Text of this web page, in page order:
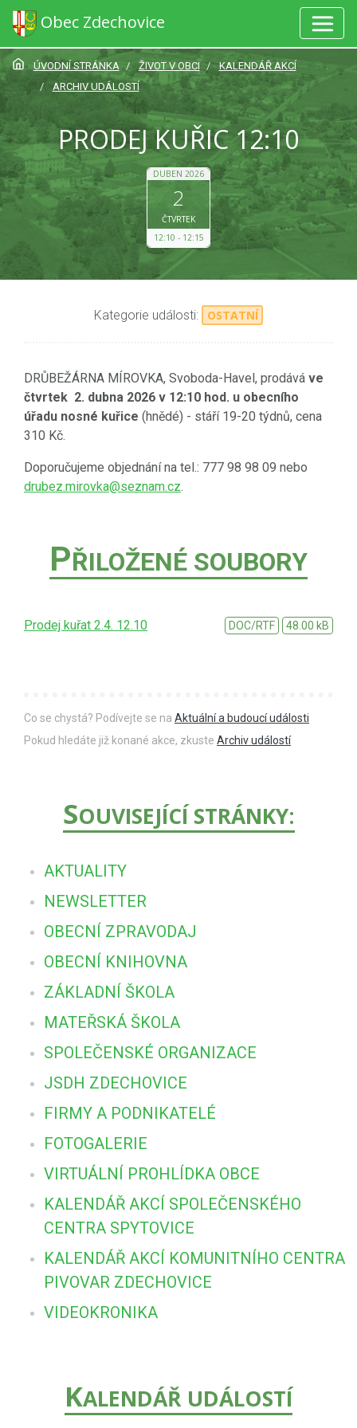
Obec Zdechovice
ÚVODNÍ STRÁNKA ŽIVOT V OBCI
KALENDÁŘ AKCÍ
ARCHIV UDÁLOSTÍ
PRODEJ KUŘIC 12:10
DUBEN 2026
2
ČTVRTEK
12:10
12:15
Kategorie události: OSTATNÍ
DRŮBEŽÁRNA MÍROVKA, Svoboda-Havel, prodává ve
čtvrtek 2. dubna 2026 v 12:10 hod. u obecního
úřadu nosné kuřice (hnědé) - stáří 19-20 týdnů, cena
310 Kč.
Doporučujeme objednání na tel.: 777 98 98 09 nebo
drubez.mirovka@seznam.cz.
PŘILOŽENÉ SOUBORY
Prodej kuřat 2.4. 12.10 DOC/RTF 48.00 kB
Co se chystá? Podívejte se na Aktuální a budoucí události
Pokud hledáte již konané akce, zkuste Archiv událostí
SOUVISEJÍCÍ STRÁNKY:
AKTUALITY
NEWSLETTER
OBECNÍ ZPRAVODAJ
OBECNÍ KNIHOVNA
ZÁKLADNÍ ŠKOLA
MATEŘSKÁ ŠKOLA
SPOLEČENSKÉ ORGANIZACE
JSDH ZDECHOVICE
FIRMY A PODNIKATELÉ
FOTOGALERIE
VIRTUÁLNÍ PROHLÍDKA OBCE
KALENDÁŘ AKCÍ SPOLEČENSKÉHO
CENTRA SPYTOVICE
KALENDÁŘ AKCÍ KOMUNITNÍHO CENTRA
PIVOVAR ZDECHOVICE
VIDEOKRONIKA
KALENDÁŘ UDÁLOSTÍ